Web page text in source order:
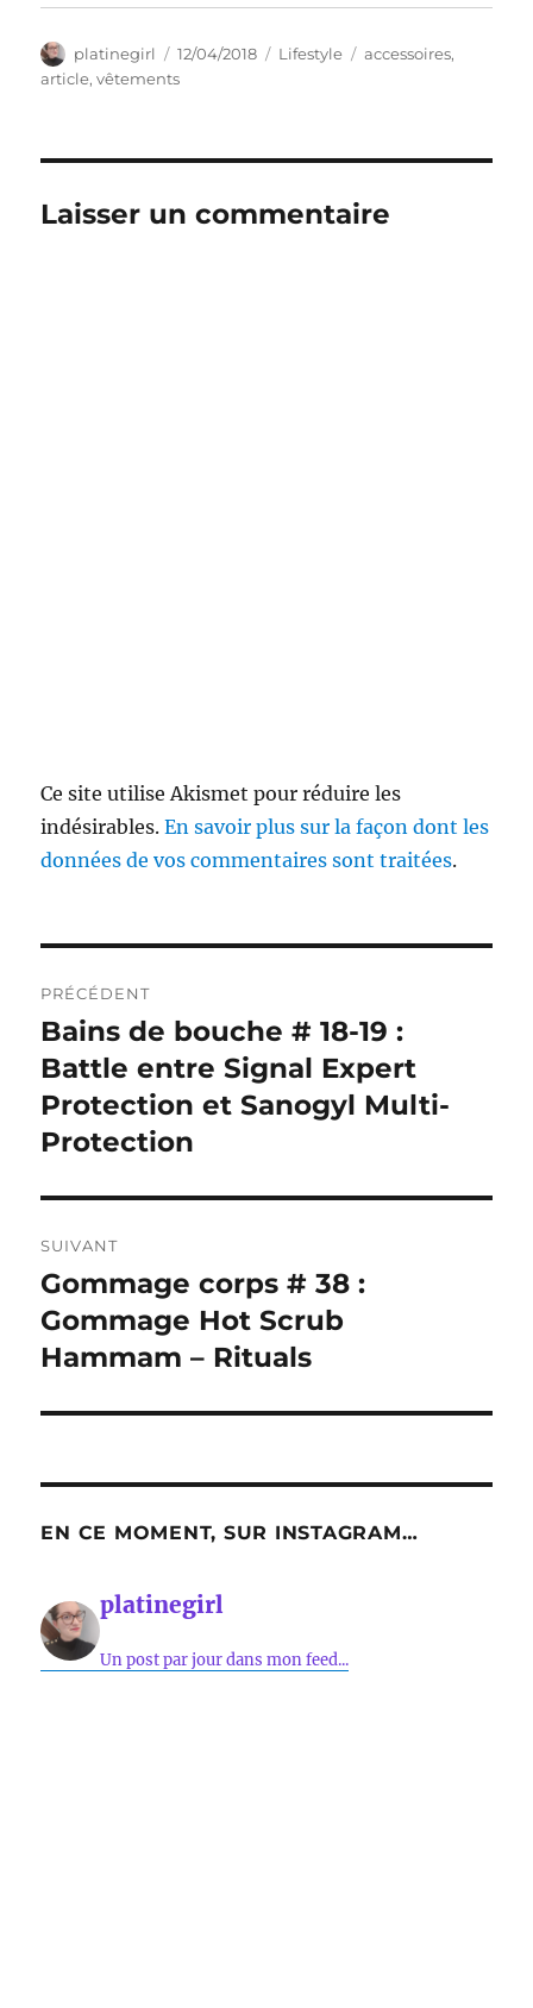
Auteur
platinegirl
Publié
le
12/04/2018 Catégories
Lifestyle Étiquettes
accessoires,
article,vêtements
Laisser un commentaire
Ce site utilise Akismet pour réduire les
indésirables.En savoir plus sur la façon dont les
données de vos commentaires sont traitées.
de
l’article
PRÉCÉDENT
Publication
précédente :
Bains de bouche # 18-19 :
Battle entre Signal Expert
Protection et Sanogyl Multi-
Protection
SUIVANT
Publication
suivante :
Gommage corps # 38 :
Gommage Hot Scrub
Hammam – Rituals
EN CE MOMENT, SUR INSTAGRAM…
platinegirl
Un post par jour dans mon feed...